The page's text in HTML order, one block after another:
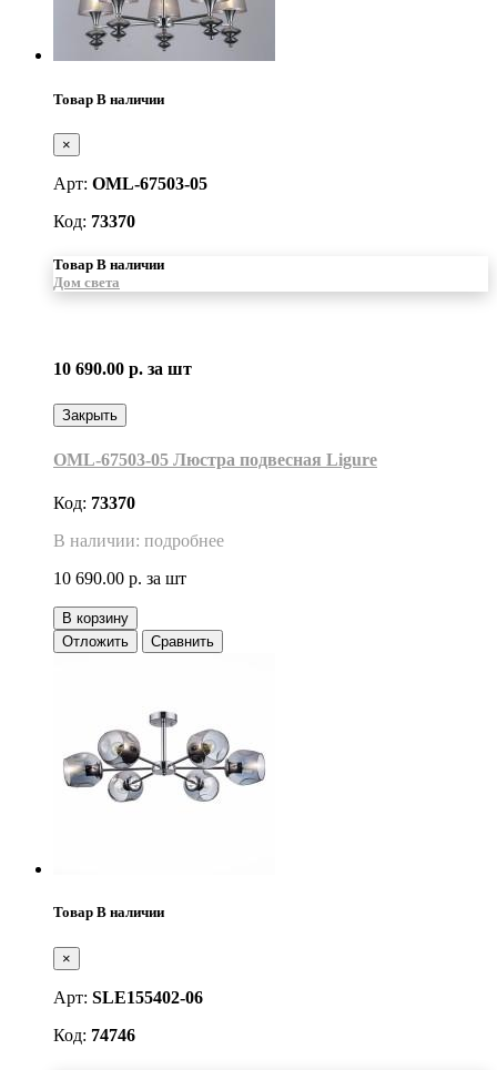
Товар В наличии
×
Арт: OML-67503-05
Код: 73370
Товар В наличии
Дом света
10 690.00 р. за шт
Закрыть
OML-67503-05 Люстра подвесная Ligure
Код: 73370
В наличии: подробнее
10 690.00 р. за шт
В корзину
Отложить
Сравнить
Товар В наличии
×
Арт: SLE155402-06
Код: 74746